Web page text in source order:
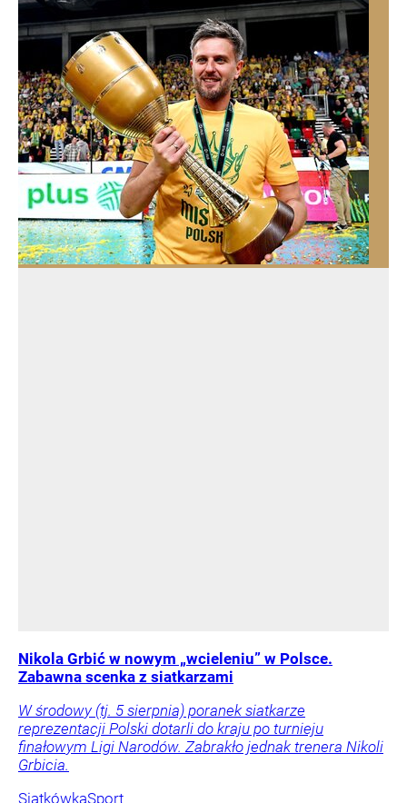
Nikola Grbić w nowym „wcieleniu” w Polsce.
Zabawna scenka z siatkarzami
W środowy (tj. 5 sierpnia) poranek siatkarze
reprezentacji Polski dotarli do kraju po turnieju
finałowym Ligi Narodów. Zabrakło jednak trenera Nikoli
Grbicia.
SiatkówkaSport